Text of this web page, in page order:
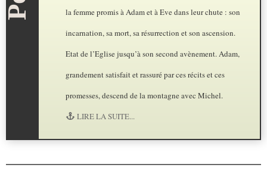
la femme promis à Adam et à Eve dans leur chute : son
incarnation, sa mort, sa résurrection et son ascension.
Etat de l’Eglise jusqu’à son second avènement. Adam,
grandement satisfait et rassuré par ces récits et ces
promesses, descend de la montagne avec Michel.
LIRE LA SUITE...